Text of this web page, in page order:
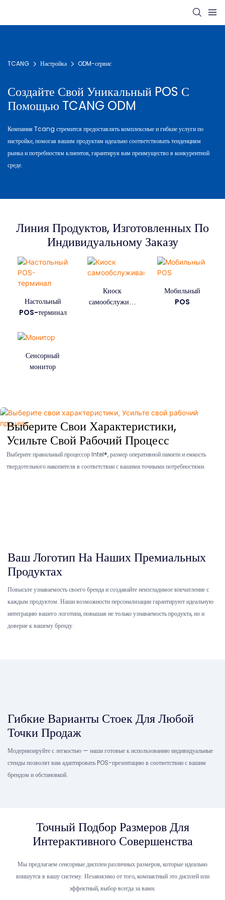
TCANG Настройка ODM-сервис
Создайте Свой Уникальный POS С
Помощью TCANG ODM
Компания Tcang стремится предоставлять комплексные и гибкие услуги по
настройке, помогая вашим продуктам идеально соответствовать тенденциям
рынка и потребностям клиентов, гарантируя вам преимущество в конкурентной
среде.
Линия Продуктов, Изготовленных По
Индивидуальному Заказу
Настольный
POS-терминал
Киоск
самообслужива
Мобильный
POS
Сенсорный
монитор
Выберите Свои Характеристики,
Усильте Свой Рабочий Процесс
Выберите правильный процессор Intel®, размер оперативной памяти и емкость
твердотельного накопителя в соответствии с вашими точными потребностями.
Ваш Логотип На Наших Премиальных
Продуктах
Повысьте узнаваемость своего бренда и создавайте неизгладимое впечатление с
каждым продуктом. Наши возможности персонализации гарантируют идеальную
интеграцию вашего логотипа, повышая не только узнаваемость продукта, но и
доверие к вашему бренду.
Гибкие Варианты Стоек Для Любой
Точки Продаж
Модернизируйте с легкостью — наши готовые к использованию индивидуальные
стенды позволят вам адаптировать POS-презентацию в соответствии с вашим
брендом и обстановкой.
Точный Подбор Размеров Для
Интерактивного Совершенства
Мы предлагаем сенсорные дисплеи различных размеров, которые идеально
впишутся в вашу систему. Независимо от того, компактный это дисплей или
эффектный, выбор всегда за вами.